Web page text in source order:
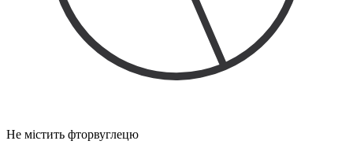
Не містить фторвуглецю